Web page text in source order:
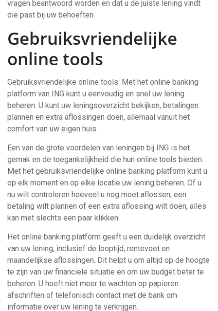
vragen beantwoord worden en dat u de juiste lening vindt
die past bij uw behoeften.
Gebruiksvriendelijke
online tools
Gebruiksvriendelijke online tools: Met het online banking
platform van ING kunt u eenvoudig en snel uw lening
beheren. U kunt uw leningsoverzicht bekijken, betalingen
plannen en extra aflossingen doen, allemaal vanuit het
comfort van uw eigen huis.
Een van de grote voordelen van leningen bij ING is het
gemak en de toegankelijkheid die hun online tools bieden.
Met het gebruiksvriendelijke online banking platform kunt u
op elk moment en op elke locatie uw lening beheren. Of u
nu wilt controleren hoeveel u nog moet aflossen, een
betaling wilt plannen of een extra aflossing wilt doen, alles
kan met slechts een paar klikken.
Het online banking platform geeft u een duidelijk overzicht
van uw lening, inclusief de looptijd, rentevoet en
maandelijkse aflossingen. Dit helpt u om altijd op de hoogte
te zijn van uw financiële situatie en om uw budget beter te
beheren. U hoeft niet meer te wachten op papieren
afschriften of telefonisch contact met de bank om
informatie over uw lening te verkrijgen.